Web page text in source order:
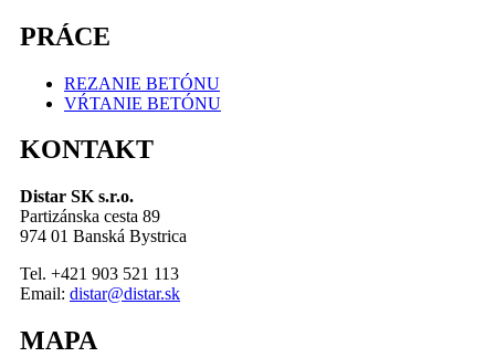
PRÁCE
REZANIE BETÓNU
VŔTANIE BETÓNU
KONTAKT
Distar SK s.r.o.
Partizánska cesta 89
974 01 Banská Bystrica
Tel. +421 903 521 113
Email: distar@distar.sk
MAPA